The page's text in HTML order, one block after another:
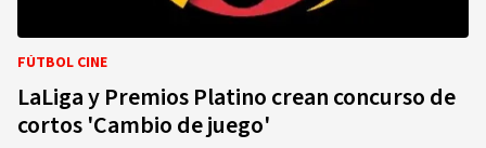
FÚTBOL CINE
LaLiga y Premios Platino crean concurso de
cortos 'Cambio de juego'